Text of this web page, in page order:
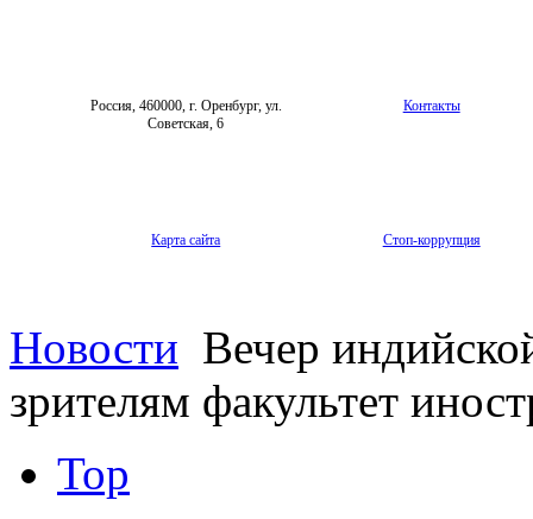
Россия, 460000, г. Оренбург, ул.
Советская, 6
Контакты
Карта сайта Стоп-коррупция
Новости Вечер
зрителям факультет
Top